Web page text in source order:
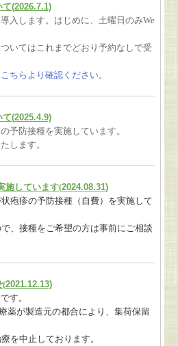
て(2026.7.1)
入します。 はじめに、土曜日のみWe
いてはこれまでどおり予約なしで受
ちらより確認ください。
て(2025.4.9)
予防接種を実施しています。
します。
施しています(2024.08.31)
疱疹の予防接種（自費） を実施して
、接種をご希望の方は事前にご相談
(2021.12.13)
す。
薬が製造元の都合により、集荷保留
を中止しております。